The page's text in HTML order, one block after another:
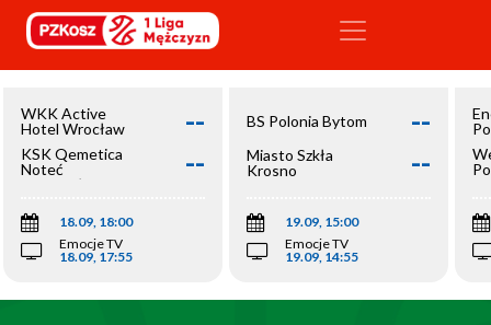
WKK Active
Hotel Wrocław
--
KSK Qemetica
Noteć
Inowrocław
--
18.09, 18:00
Emocje TV
18.09, 17:55
BS Polonia Bytom --
Miasto Szkła
Krosno
--
19.09, 15:00
Emocje TV
19.09, 14:55